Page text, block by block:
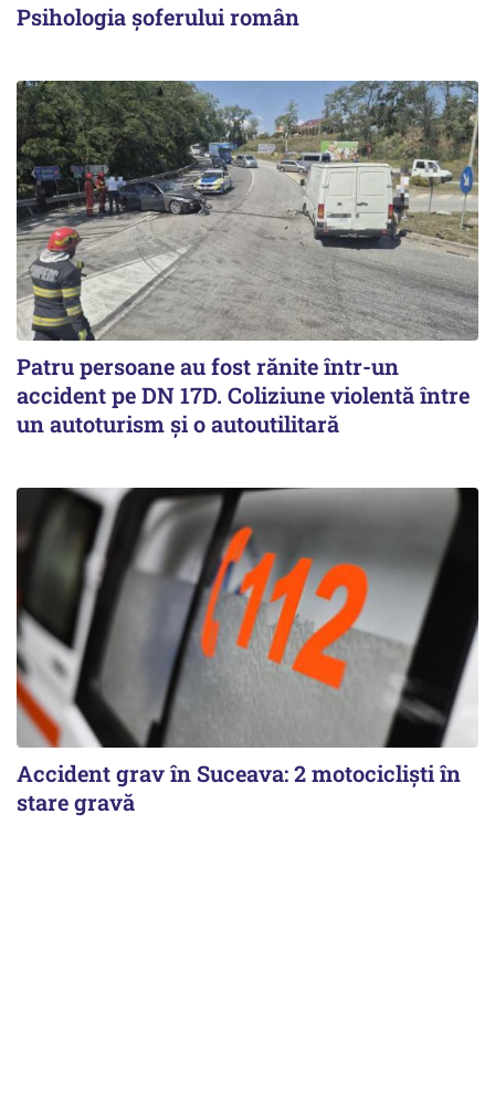
Psihologia șoferului român
Patru persoane au fost rănite într-un
accident pe DN 17D. Coliziune violentă între
un autoturism și o autoutilitară
Accident grav în Suceava: 2 motocicliști în
stare gravă